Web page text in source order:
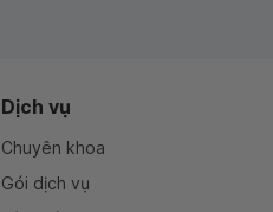
Dịch vụ
Chuyên khoa
Gói dịch vụ